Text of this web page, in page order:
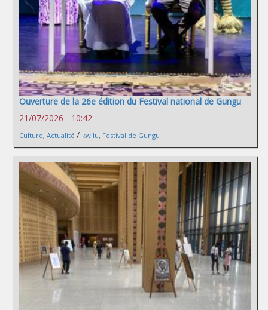
Ouverture de la 26e édition du Festival national de Gungu
21/07/2026 - 10:42
Culture, Actualité / kwilu, Festival de Gungu